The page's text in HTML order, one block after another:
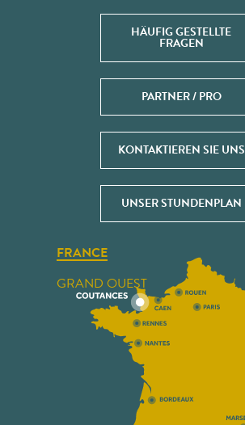
HÄUFIG GESTELLTE
FRAGEN
PARTNER / PRO
KONTAKTIEREN SIE UNS
UNSER STUNDENPLAN
FRANCE
GRAND OUEST